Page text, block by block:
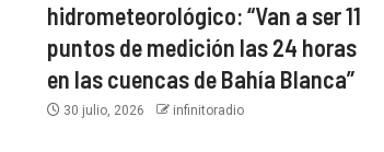
hidrometeorológico: “Van a ser 11
puntos de medición las 24 horas
en las cuencas de Bahía Blanca”​
30 julio, 2026 infinitoradio